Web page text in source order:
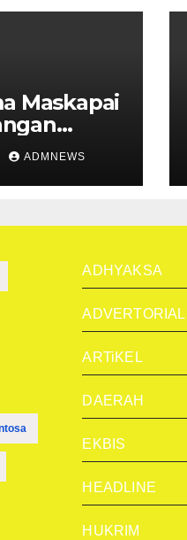
Maskapai
Ditembak
ADMNEWS
ADHYAKSA
ADVERTORIAL
ARTiKEL
DAERAH
EKBIS
HEADLINE
HUKRIM